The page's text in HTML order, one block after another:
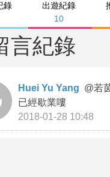
錄
出遊紀錄
10
言紀錄
Huei Yu Yang @若
已經歇業嘍
2018-01-28 10:48